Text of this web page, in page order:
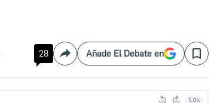
28 CompartirAñade El Debate en Save